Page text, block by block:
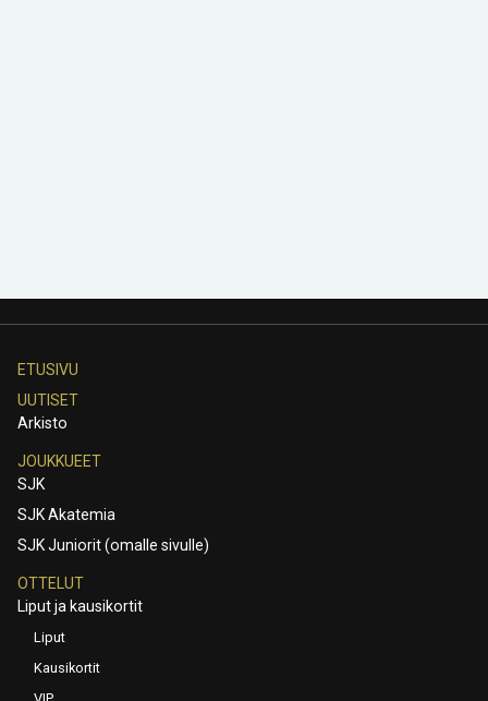
ETUSIVU
UUTISET
Arkisto
JOUKKUEET
SJK
SJK Akatemia
SJK Juniorit (omalle sivulle)
OTTELUT
Liput ja kausikortit
Liput
Kausikortit